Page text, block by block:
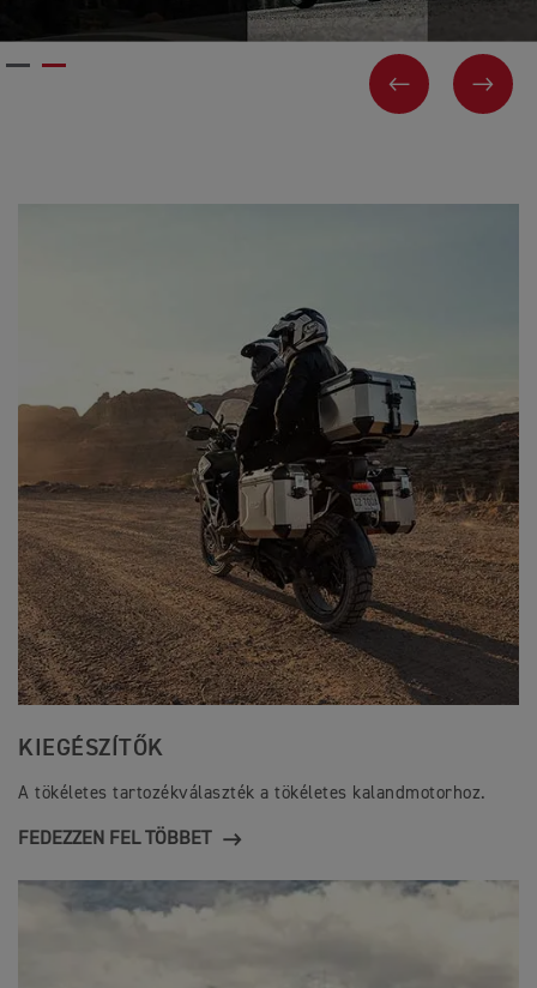
PREVIOUSNEXT
KIEGÉSZÍTŐK
A tökéletes tartozékválaszték a tökéletes kalandmotorhoz.
FEDEZZEN FEL TÖBBET